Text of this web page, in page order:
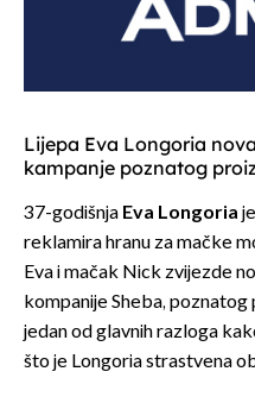
Lijepa Eva Longoria
kampanje poznatog
37-godišnja Eva Longoria
reklamira hranu za mačke
Eva i mačak Nick zvijezde
kompanije Sheba,
jedan od glavnih razloga
što je Longoria strastvena